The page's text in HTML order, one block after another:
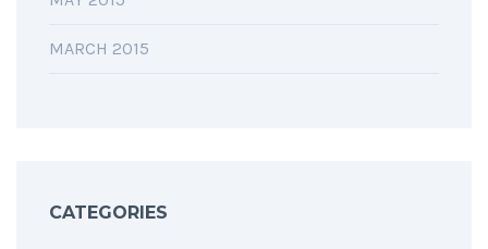
MARCH 2015
CATEGORIES